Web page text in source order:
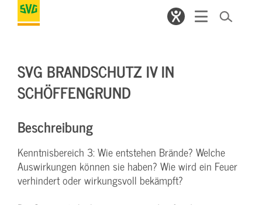
SVG BRANDSCHUTZ IV IN
SCHÖFFENGRUND
Beschreibung
Kenntnisbereich 3: Wie entstehen Brände? Welche
Auswirkungen können sie haben? Wie wird ein Feuer
verhindert oder wirkungsvoll bekämpft?